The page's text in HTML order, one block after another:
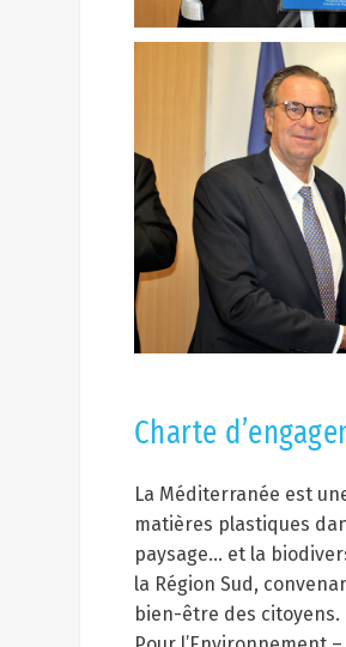
Charte
La Méditerranée est
matières plastiques
paysage… et la
la Région Sud,
bien-être des citoyens.